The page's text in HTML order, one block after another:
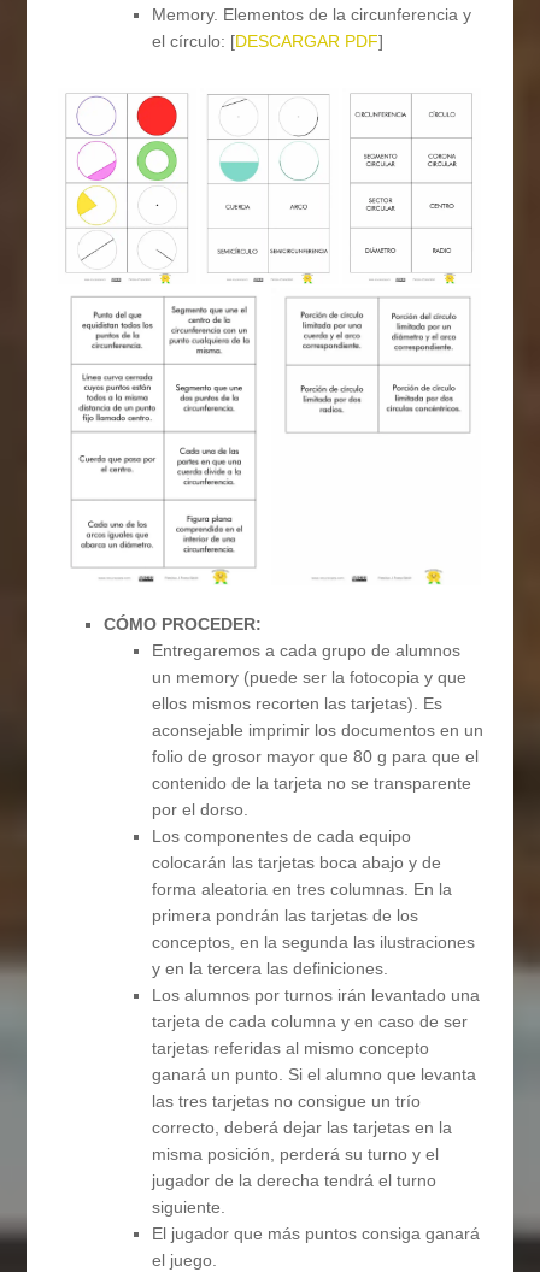
Memory. Elementos de la circunferencia y
el círculo: [DESCARGAR PDF]
CÓMO PROCEDER:
Entregaremos a cada grupo de alumnos
un memory (puede ser la fotocopia y que
ellos mismos recorten las tarjetas). Es
aconsejable imprimir los documentos en un
folio de grosor mayor que 80 g para que el
contenido de la tarjeta no se transparente
por el dorso.
Los componentes de cada equipo
colocarán las tarjetas boca abajo y de
forma aleatoria en tres columnas. En la
primera pondrán las tarjetas de los
conceptos, en la segunda las ilustraciones
y en la tercera las definiciones.
Los alumnos por turnos irán levantado una
tarjeta de cada columna y en caso de ser
tarjetas referidas al mismo concepto
ganará un punto. Si el alumno que levanta
las tres tarjetas no consigue un trío
correcto, deberá dejar las tarjetas en la
misma posición, perderá su turno y el
jugador de la derecha tendrá el turno
siguiente.
El jugador que más puntos consiga ganará
el juego.